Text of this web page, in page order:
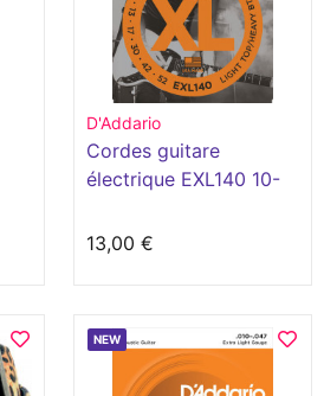
D'Addario
Cordes guitare
électrique EXL140 10-
13,00 €
NEW